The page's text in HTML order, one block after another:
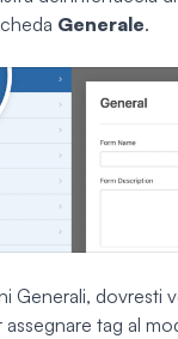
Generale.
Generali, dovresti
tag al